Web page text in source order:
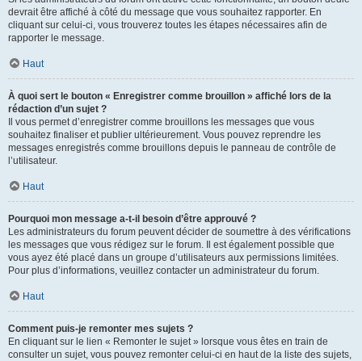
devrait être affiché à côté du message que vous souhaitez rapporter. En
cliquant sur celui-ci, vous trouverez toutes les étapes nécessaires afin de
rapporter le message.
Haut
À quoi sert le bouton « Enregistrer comme brouillon » affiché lors de la
rédaction d’un sujet ?
Il vous permet d’enregistrer comme brouillons les messages que vous
souhaitez finaliser et publier ultérieurement. Vous pouvez reprendre les
messages enregistrés comme brouillons depuis le panneau de contrôle de
l’utilisateur.
Haut
Pourquoi mon message a-t-il besoin d’être approuvé ?
Les administrateurs du forum peuvent décider de soumettre à des vérifications
les messages que vous rédigez sur le forum. Il est également possible que
vous ayez été placé dans un groupe d’utilisateurs aux permissions limitées.
Pour plus d’informations, veuillez contacter un administrateur du forum.
Haut
Comment puis-je remonter mes sujets ?
En cliquant sur le lien « Remonter le sujet » lorsque vous êtes en train de
consulter un sujet, vous pouvez remonter celui-ci en haut de la liste des sujets,